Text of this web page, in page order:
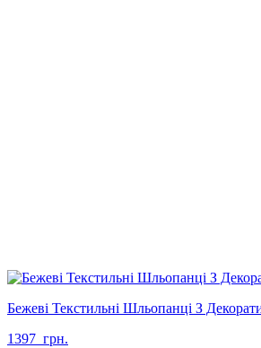
Бежеві Текстильні Шльопанці З
1397 грн.